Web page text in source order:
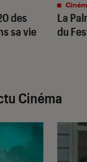
des
sa vie
La
du
Cinéma